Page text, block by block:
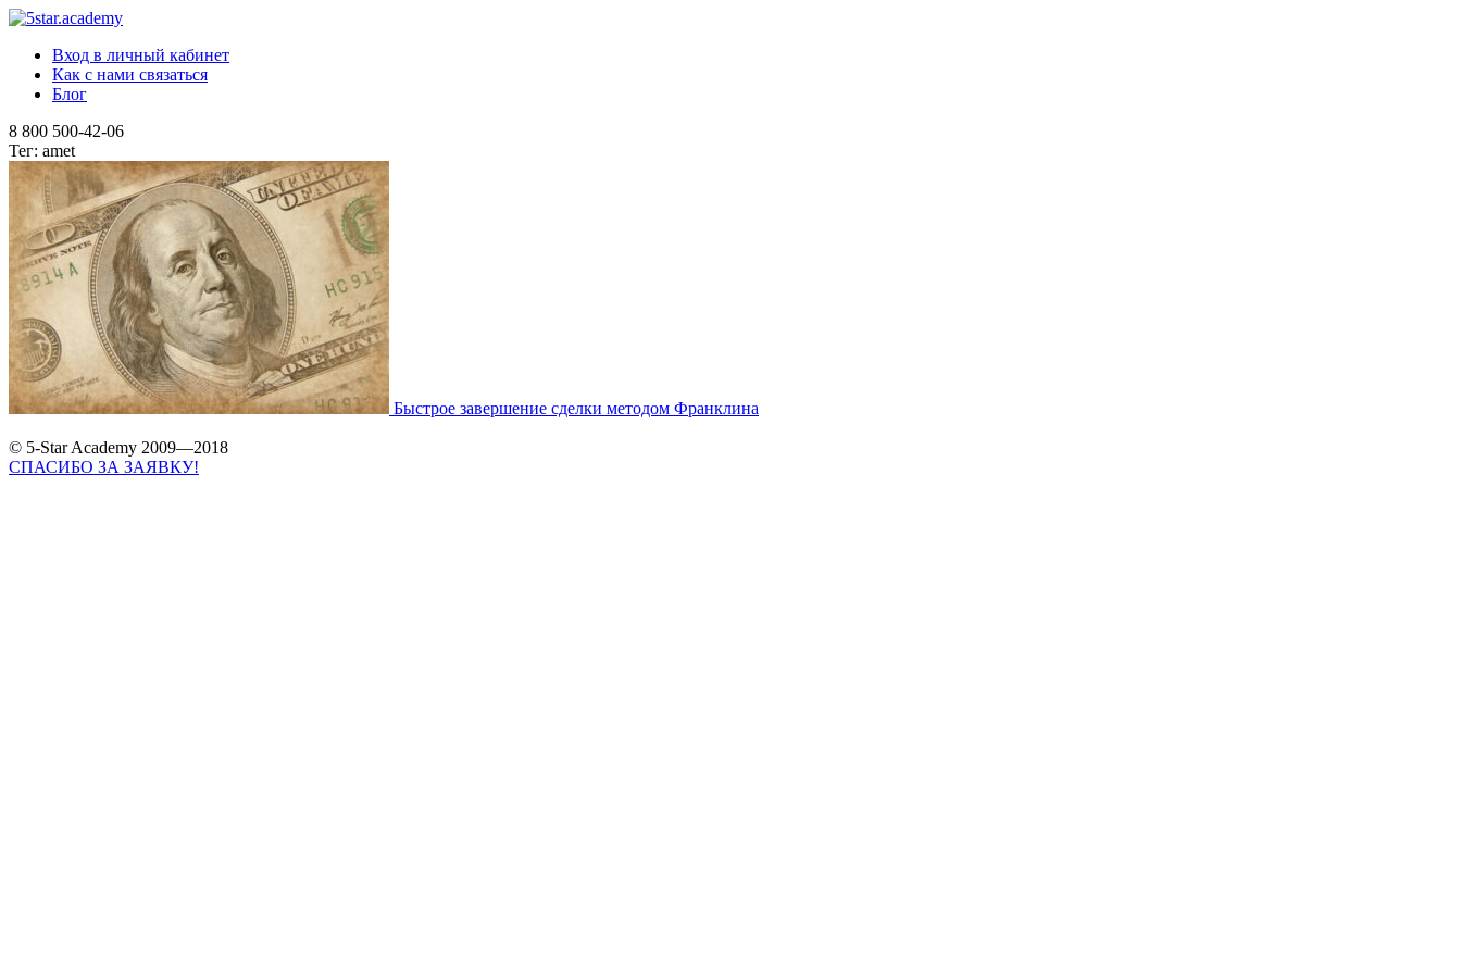
Вход в личный кабинет
Как с нами связаться
Блог
8 800 500-42-06
Тег: amet
Быстрое завершение сделки методом Франклина
© 5-Star Academy 2009—2018
СПАСИБО ЗА ЗАЯВКУ!